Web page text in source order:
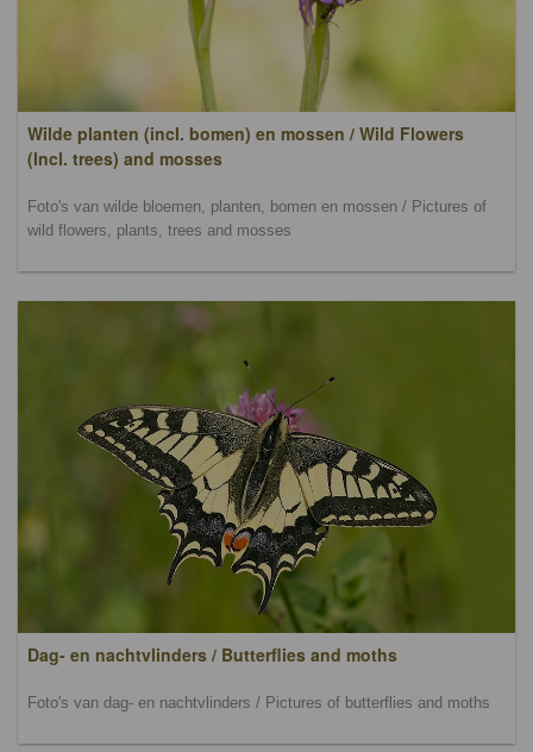
Wilde planten (incl. bomen) en mossen / Wild Flowers
(lncl. trees) and mosses
Foto's van wilde bloemen, planten, bomen en mossen / Pictures of
wild flowers, plants, trees and mosses
Dag- en nachtvlinders / Butterflies and moths
Foto's van dag- en nachtvlinders / Pictures of butterflies and moths